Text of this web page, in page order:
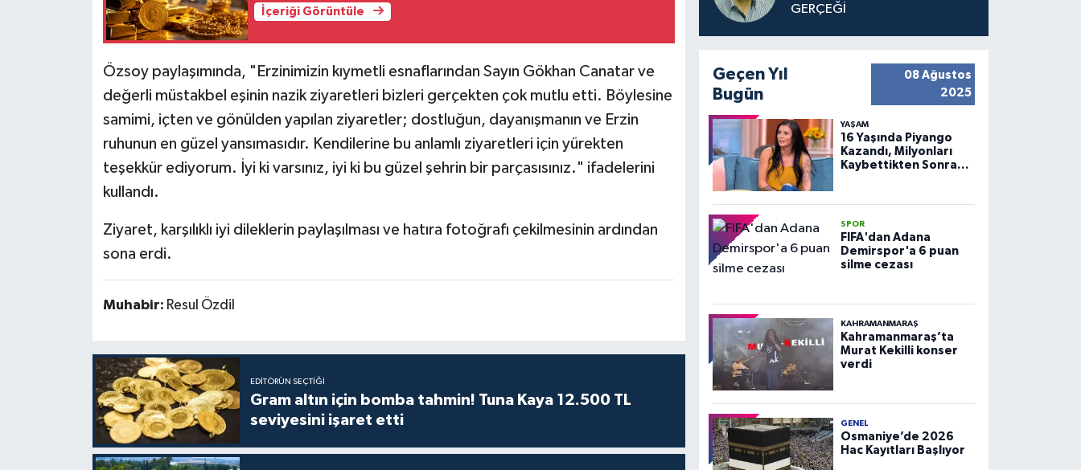
İçeriği Görüntüle
Özsoy paylaşımında, "Erzinimizin kıymetli esnaflarından Sayın Gökhan Canatar ve
değerli müstakbel eşinin nazik ziyaretleri bizleri gerçekten çok mutlu etti. Böylesine
samimi, içten ve gönülden yapılan ziyaretler; dostluğun, dayanışmanın ve Erzin
ruhunun en güzel yansımasıdır. Kendilerine bu anlamlı ziyaretleri için yürekten
teşekkür ediyorum. İyi ki varsınız, iyi ki bu güzel şehrin bir parçasısınız." ifadelerini
kullandı.
Ziyaret, karşılıklı iyi dileklerin paylaşılması ve hatıra fotoğrafı çekilmesinin ardından
sona erdi.
Muhabir: Resul Özdil
EDITÖRÜN SEÇTIĞI
Gram altın için bomba tahmin! Tuna Kaya 12.500 TL
seviyesini işaret etti
GERÇEĞİ
Geçen Yıl
Bugün
08 Ağustos
2025
YAŞAM
16 Yaşında Piyango
Kazandı, Milyonları
Kaybettikten Sonra
SPOR
FIFA'dan Adana
Demirspor'a 6 puan
silme cezası
KAHRAMANMARAŞ
Kahramanmaraş’ta
Murat Kekilli konser
verdi
GENEL
Osmaniye’de 2026
Hac Kayıtları Başlıyor